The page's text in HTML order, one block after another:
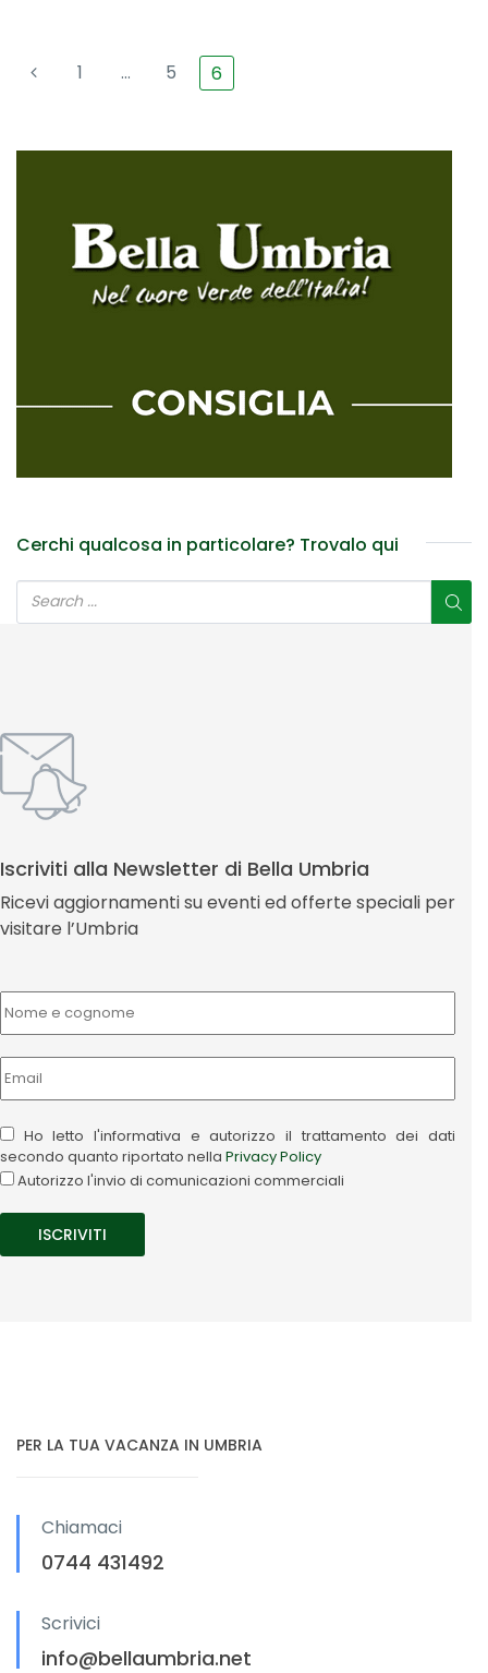
1 … 5 6
Cerchi qualcosa in particolare? Trovalo qui
Iscriviti alla Newsletter di Bella Umbria
Ricevi aggiornamenti su eventi ed offerte speciali per
visitare l’Umbria
Ho letto l'informativa e autorizzo il trattamento dei dati
secondo quanto riportato nella Privacy Policy
Autorizzo l'invio di comunicazioni commerciali
PER LA TUA VACANZA IN UMBRIA
Chiamaci
0744 431492
Scrivici
info@bellaumbria.net